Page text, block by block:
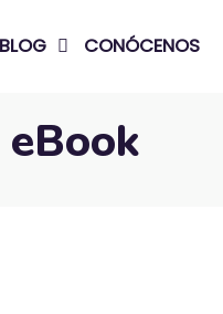
BLOG CONÓCENOS
eBook